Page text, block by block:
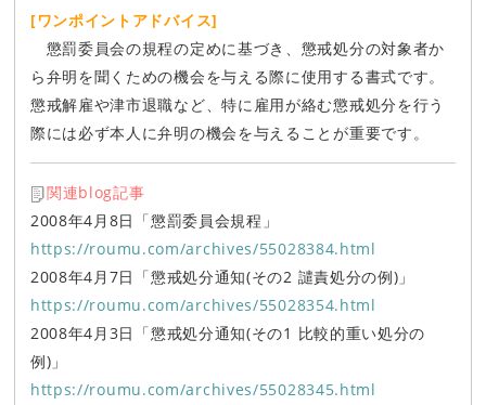
[ワンポイントアドバイス]
懲罰委員会の規程の定めに基づき、懲戒処分の対象者か
ら弁明を聞くための機会を与える際に使用する書式です。
懲戒解雇や津市退職など、特に雇用が絡む懲戒処分を行う
際には必ず本人に弁明の機会を与えることが重要です。
関連blog記事
2008年4月8日「懲罰委員会規程」
https://roumu.com/archives/55028384.html
2008年4月7日「懲戒処分通知(その2 譴責処分の例)」
https://roumu.com/archives/55028354.html
2008年4月3日「懲戒処分通知(その1 比較的重い処分の
例)」
https://roumu.com/archives/55028345.html